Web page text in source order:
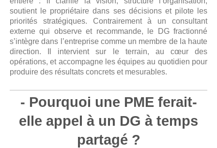
soutient le propriétaire dans ses décisions et pilote les
priorités stratégiques. Contrairement à un consultant
externe qui observe et recommande, le DG fractionné
s’intègre dans l’entreprise comme un membre de la haute
direction. Il intervient sur le terrain, au cœur des
opérations, et accompagne les équipes au quotidien pour
produire des résultats concrets et mesurables.
- Pourquoi une PME ferait-
elle appel à un DG à temps
partagé ?